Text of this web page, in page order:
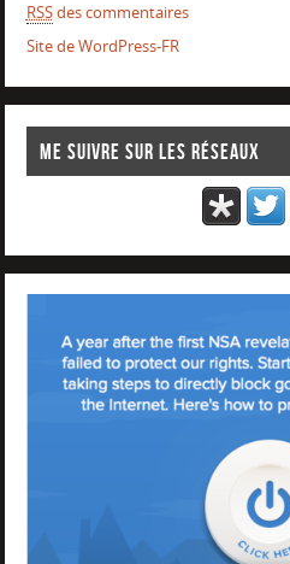
RSSdes commentaires
Site de WordPress-FR
Me suivre sur les réseaux